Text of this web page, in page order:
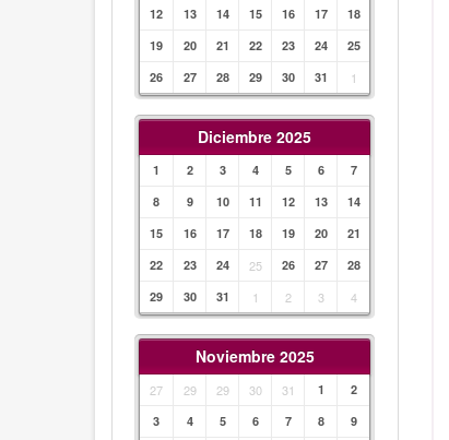
12
13 14 15 16 17
18
19
20 21 22 23 24
25
26
27 28 29 30 31 1
Diciembre 2025
1 2 3 4 5 6
7
8
9 10 11 12 13
14
15
16 17 18 19 20
21
22
23 24 25 26 27
28
29
30 31 1 2 3 4
Noviembre 2025
27 29 29 30 31 1
2
3
4 5 6 7 8
9